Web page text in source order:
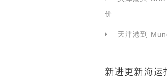
价
天津港到
新进更新海运